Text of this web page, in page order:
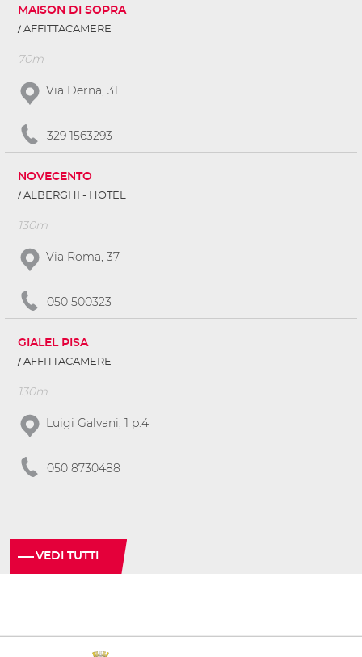
MAISON DI SOPRA
AFFITTACAMERE
70m
Via Derna, 31
329 1563293
NOVECENTO
ALBERGHI - HOTEL
130m
Via Roma, 37
050 500323
GIALEL PISA
AFFITTACAMERE
130m
Luigi Galvani, 1 p.4
050 8730488
VEDI TUTTI